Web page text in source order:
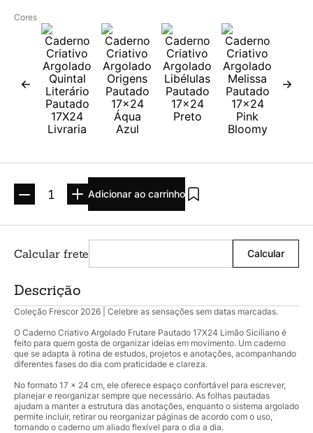
Cores
Adicionar ao carrinho
Descrição
Coleção Frescor 2026 | Celebre as sensações sem datas marcadas.
O Caderno Criativo Argolado Frutare Pautado 17X24 Limão Siciliano é
feito para quem gosta de organizar ideias em movimento. Um caderno
que se adapta à rotina de estudos, projetos e anotações, acompanhando
diferentes fases do dia com praticidade e clareza.
No formato 17 x 24 cm, ele oferece espaço confortável para escrever,
planejar e reorganizar sempre que necessário. As folhas pautadas
ajudam a manter a estrutura das anotações, enquanto o sistema argolado
permite incluir, retirar ou reorganizar páginas de acordo com o uso,
tornando o caderno um aliado flexível para o dia a dia.